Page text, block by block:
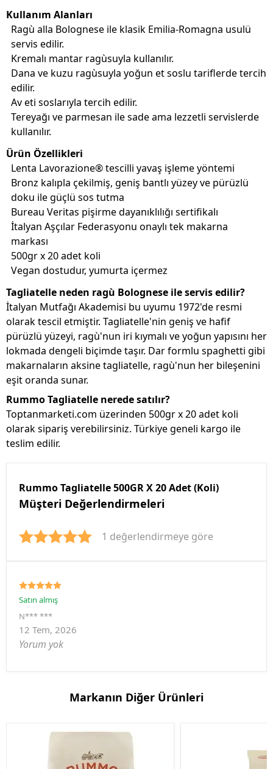
Kullanım Alanları
Ragù alla Bolognese ile klasik Emilia-Romagna usulü
servis edilir.
Kremalı mantar ragùsuyla kullanılır.
Dana ve kuzu ragùsuyla yoğun et soslu tariflerde tercih
edilir.
Av eti soslarıyla tercih edilir.
Tereyağı ve parmesan ile sade ama lezzetli servislerde
kullanılır.
Ürün Özellikleri
Lenta Lavorazione® tescilli yavaş işleme yöntemi
Bronz kalıpla çekilmiş, geniş bantlı yüzey ve pürüzlü
doku ile güçlü sos tutma
Bureau Veritas pişirme dayanıklılığı sertifikalı
İtalyan Aşçılar Federasyonu onaylı tek makarna
markası
500gr x 20 adet koli
Vegan dostudur, yumurta içermez
Tagliatelle neden ragù Bolognese ile servis edilir?
İtalyan Mutfağı Akademisi bu uyumu 1972'de resmi
olarak tescil etmiştir. Tagliatelle'nin geniş ve hafif
pürüzlü yüzeyi, ragù'nun iri kıymalı ve yoğun yapısını her
lokmada dengeli biçimde taşır. Dar formlu spaghetti gibi
makarnaların aksine tagliatelle, ragù'nun her bileşenini
eşit oranda sunar.
Rummo Tagliatelle nerede satılır?
Toptanmarketi.com üzerinden 500gr x 20 adet koli
olarak sipariş verebilirsiniz. Türkiye geneli kargo ile
teslim edilir.
Rummo Tagliatelle 500GR X 20 Adet (Koli)
Müşteri Değerlendirmeleri
1 değerlendirmeye göre
Satın almış
N*** ***
12 Tem, 2026
Yorum yok
Markanın Diğer Ürünleri